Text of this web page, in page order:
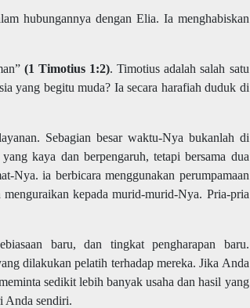
hubungannya dengan Elia. Ia menghabiskan
(1 Timotius 1:2). Timotius adalah salah satu
yang begitu muda? Ia secara harafiah duduk di
Sebagian besar waktu-Nya bukanlah di
kaya dan berpengaruh, tetapi bersama dua
Nya. ia berbicara menggunakan perumpamaan
kepada murid-murid-Nya. Pria-pria
baru, dan tingkat pengharapan baru.
dilakukan pelatih terhadap mereka. Jika Anda
sedikit lebih banyak usaha dan hasil yang
Anda sendiri.